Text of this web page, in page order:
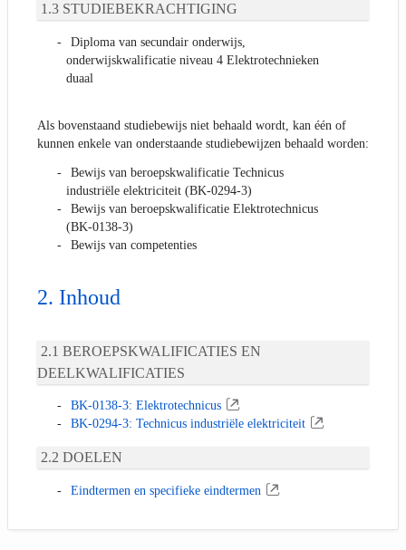
STUDIEBEKRACHTIGING
Diploma van secundair onderwijs,
onderwijskwalificatie niveau 4 Elektrotechnieken
duaal
Als bovenstaand studiebewijs niet behaald wordt, kan één of
kunnen enkele van onderstaande studiebewijzen behaald worden:
Bewijs van beroepskwalificatie Technicus
industriële elektriciteit (BK-0294-3)
Bewijs van beroepskwalificatie Elektrotechnicus
(BK-0138-3)
Bewijs van competenties
Inhoud
BEROEPSKWALIFICATIES EN
DEELKWALIFICATIES
BK-0138-3: Elektrotechnicus
BK-0294-3: Technicus industriële elektriciteit
DOELEN
Eindtermen en specifieke eindtermen